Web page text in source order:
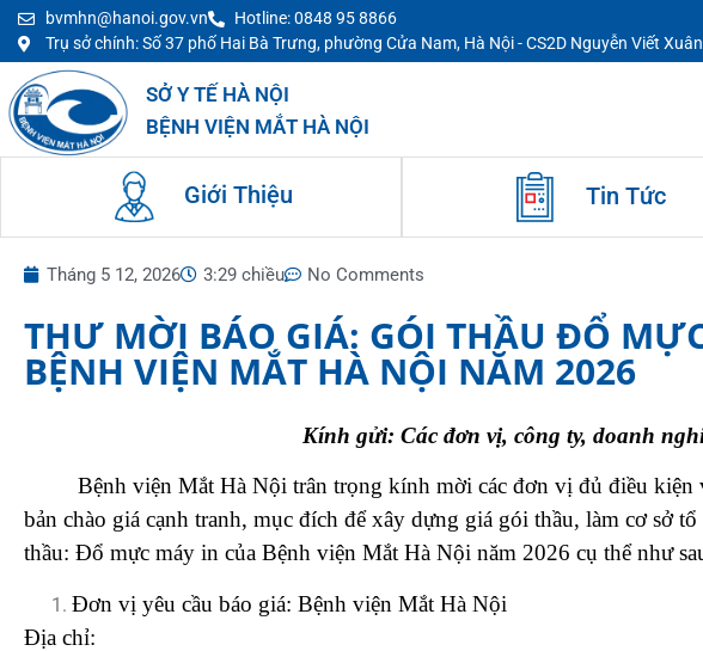
bvmhn@hanoi.gov.vn
Hotline: 0848 95 8866
Trụ sở chính: Số 37 phố Hai Bà Trưng, phường Cửa Nam, Hà Nội - CS2D Nguyễn Viết
SỞ Y TẾ HÀ NỘI
BỆNH VIỆN MẮT HÀ NỘI
Giới Thiệu Tin Tức
Tháng 5 12, 2026 3:29 chiều No Comments
THƯ MỜI BÁO GIÁ: GÓI THẦU ĐỔ
BỆNH VIỆN MẮT HÀ NỘI NĂM 2026
Kính gửi: Các đơn vị, công ty, doanh
Bệnh viện Mắt Hà Nội trân trọng kính mời các đơn vị đủ điều kiện
bản chào giá cạnh tranh, mục đích để xây dựng giá gói thầu, làm cơ sở
thầu: Đổ mực máy in của Bệnh viện Mắt Hà Nội năm 2026 cụ thể như
Đơn vị yêu cầu báo giá: Bệnh viện Mắt Hà Nội
Địa chỉ: